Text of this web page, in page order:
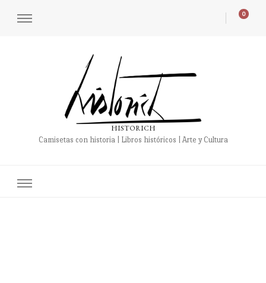
0
HISTORICH
Camisetas con historia | Libros históricos | Arte y Cultura